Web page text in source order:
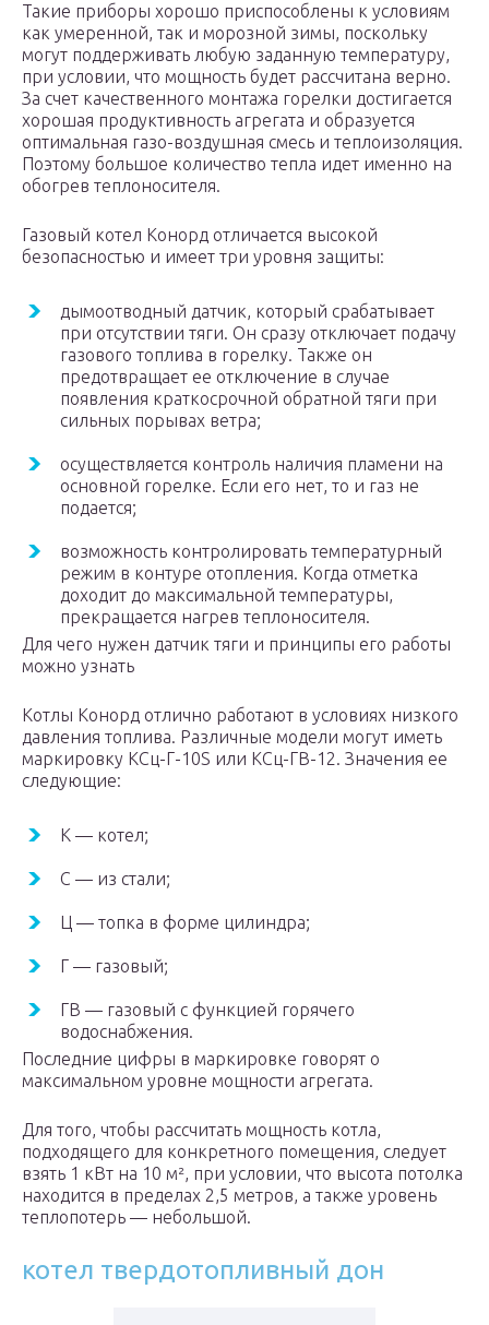
Такие приборы хорошо приспособлены к условиям
как умеренной, так и морозной зимы, поскольку
могут поддерживать любую заданную температуру,
при условии, что мощность будет рассчитана верно.
За счет качественного монтажа горелки достигается
хорошая продуктивность агрегата и образуется
оптимальная газо-воздушная смесь и теплоизоляция.
Поэтому большое количество тепла идет именно на
обогрев теплоносителя.
Газовый котел Конорд отличается высокой
безопасностью и имеет три уровня защиты:
дымоотводный датчик, который срабатывает
при отсутствии тяги. Он сразу отключает подачу
газового топлива в горелку. Также он
предотвращает ее отключение в случае
появления краткосрочной обратной тяги при
сильных порывах ветра;
осуществляется контроль наличия пламени на
основной горелке. Если его нет, то и газ не
подается;
возможность контролировать температурный
режим в контуре отопления. Когда отметка
доходит до максимальной температуры,
прекращается нагрев теплоносителя.
Для чего нужен датчик тяги и принципы его работы
можно узнать
Котлы Конорд отлично работают в условиях низкого
давления топлива. Различные модели могут иметь
маркировку КСц-Г-10S или КСц-ГВ-12. Значения ее
следующие:
К — котел;
С — из стали;
Ц — топка в форме цилиндра;
Г — газовый;
ГВ — газовый с функцией горячего
водоснабжения.
Последние цифры в маркировке говорят о
максимальном уровне мощности агрегата.
Для того, чтобы рассчитать мощность котла,
подходящего для конкретного помещения, следует
взять 1 кВт на 10 м², при условии, что высота потолка
находится в пределах 2,5 метров, а также уровень
теплопотерь — небольшой.
котел твердотопливный дон